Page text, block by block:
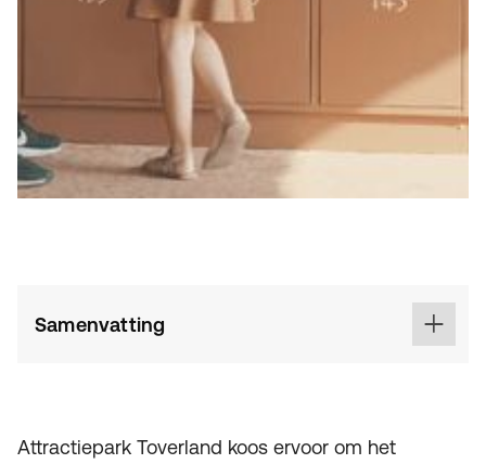
Samenvatting
Attractiepark Toverland koos ervoor om het